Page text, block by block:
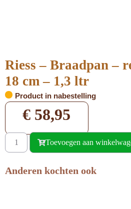
Riess – Braadpan –
18 cm – 1,3 ltr
Product in nabestelling
€ 58,95
Toevoegen aan
Anderen kochten ook